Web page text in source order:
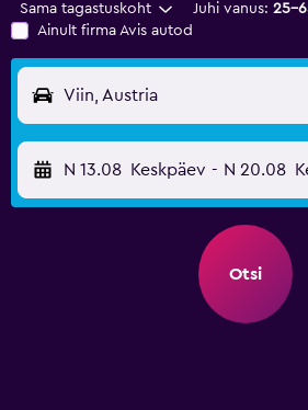
Sama tagastuskoht Juhi vanus:
Ainult firma Avis autod
Viin, Austria
N 13.08 Keskpäev - N 20.08
Otsi